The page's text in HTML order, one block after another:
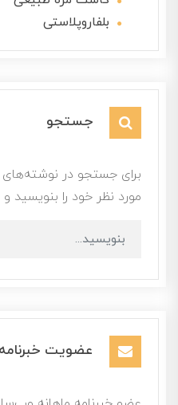
بلفاروپلاستی
جستجو
برای جستجو در
مورد نظر خود را بنویسید
عضویت خبرنامه